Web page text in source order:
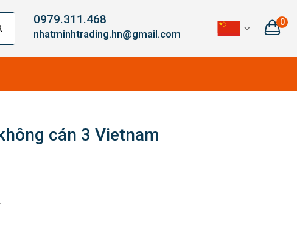
0979.311.468
nhatminhtrading.hn@gmail.com
0
cán 3 Vietnam